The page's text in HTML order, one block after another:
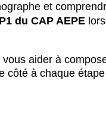
et
du CAP AEPE
aider à
côté à chaque